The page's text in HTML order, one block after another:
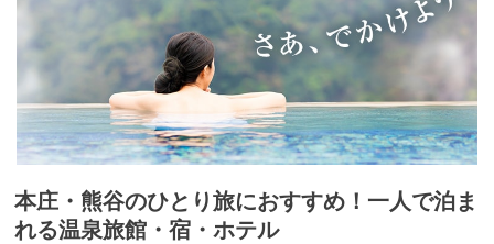
本庄・熊谷のひとり旅におすすめ！一人で泊ま
れる温泉旅館・宿・ホテル